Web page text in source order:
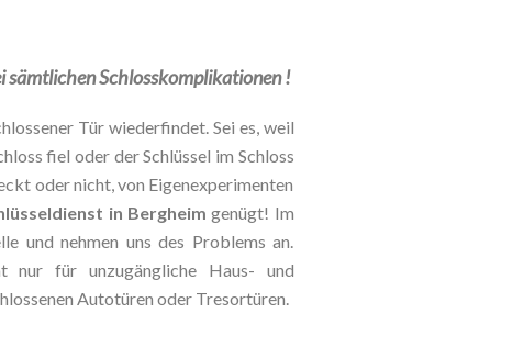
sämtlichen Schlosskomplikationen !
Tür wiederfindet. Sei es, weil
fiel oder der Schlüssel im Schloss
oder nicht, von Eigenexperimenten
in Bergheim genügt! Im
und nehmen uns des Problems an.
nur für unzugängliche Haus- und
Autotüren oder Tresortüren.